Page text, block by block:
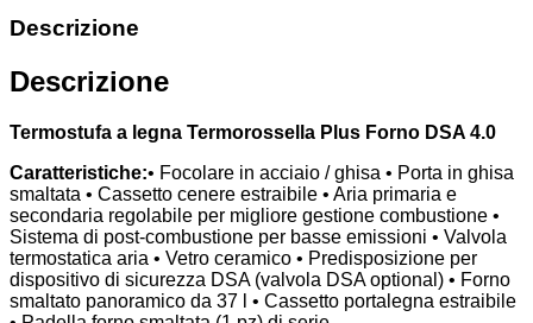
Descrizione
Descrizione
Termostufa a legna Termorossella Plus Forno DSA 4.0
Caratteristiche:• Focolare in acciaio / ghisa • Porta in ghisa
smaltata • Cassetto cenere estraibile • Aria primaria e
secondaria regolabile per migliore gestione combustione •
Sistema di post-combustione per basse emissioni • Valvola
termostatica aria • Vetro ceramico • Predisposizione per
dispositivo di sicurezza DSA (valvola DSA optional) • Forno
smaltato panoramico da 37 l • Cassetto portalegna estraibile